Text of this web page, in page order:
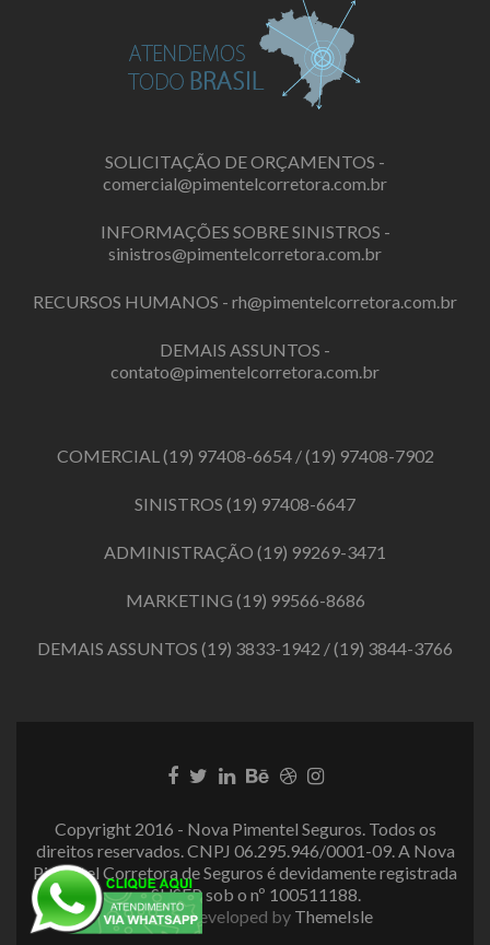
SOLICITAÇÃO DE ORÇAMENTOS -
comercial@pimentelcorretora.com.br
INFORMAÇÕES SOBRE SINISTROS -
sinistros@pimentelcorretora.com.br
RECURSOS HUMANOS - rh@pimentelcorretora.com.br
DEMAIS ASSUNTOS -
contato@pimentelcorretora.com.br
COMERCIAL(19) 97408-6654/(19) 97408-7902
SINISTROS (19) 97408-6647
ADMINISTRAÇÃO (19) 99269-3471
MARKETING (19) 99566-8686
DEMAIS ASSUNTOS (19) 3833-1942 /(19) 3844-3766
LinkLinkLinkLink LinkLink
Copyright 2016 - Nova Pimentel Seguros. Todos os
direitos reservados. CNPJ 06.295.946/0001-09. A Nova
Pimentel Corretora de Seguros é devidamente registrada
na SUSEP sob o nº 100511188.
Zerif Litedeveloped by ThemeIsle